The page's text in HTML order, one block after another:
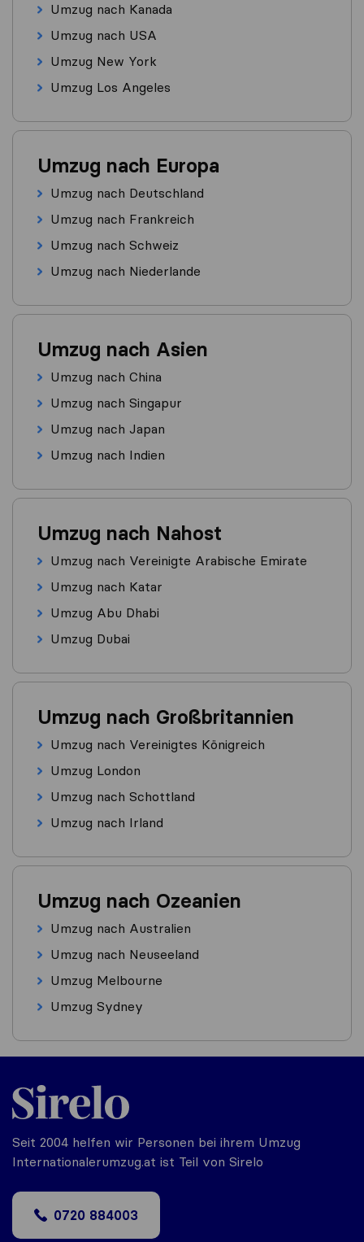
Umzug nach Kanada
Umzug nach USA
Umzug New York
Umzug Los Angeles
Umzug nach Europa
Umzug nach Deutschland
Umzug nach Frankreich
Umzug nach Schweiz
Umzug nach Niederlande
Umzug nach Asien
Umzug nach China
Umzug nach Singapur
Umzug nach Japan
Umzug nach Indien
Umzug nach Nahost
Umzug nach Vereinigte Arabische Emirate
Umzug nach Katar
Umzug Abu Dhabi
Umzug Dubai
Umzug nach Großbritannien
Umzug nach Vereinigtes Königreich
Umzug London
Umzug nach Schottland
Umzug nach Irland
Umzug nach Ozeanien
Umzug nach Australien
Umzug nach Neuseeland
Umzug Melbourne
Umzug Sydney
Seit 2004 helfen wir Personen bei ihrem Umzug
Internationalerumzug.at ist Teil von Sirelo
0720 884003